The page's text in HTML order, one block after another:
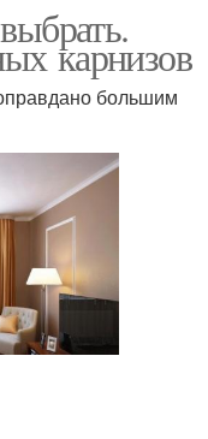
карнизов
большим